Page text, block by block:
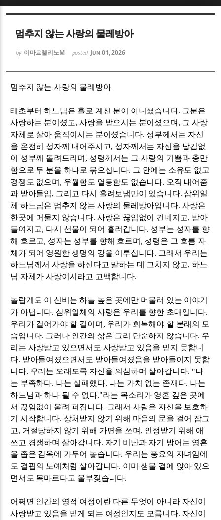
멈추지 않는 사랑의 물레방아
by 이마르첼리노M posted Jun 01, 2026
멈추지 않는 사랑의 물레방아
태초부터 하느님은 홀로 계신 분이 아니셨습니다. 그분은
사랑하는 분이셨고,사랑을 받으시는 분이셨으며 , 그 사랑
자체로 살아 움직이시는 분이셨습니다. 성부께서는 자신
을 온전히 성자께 내어주시고, 성자께서는 자신을 남김없
이 성부께 돌려드리며 , 성령께서는 그 사랑의 기쁨과 충만
함으로 두 분을 하나로 묶으십니다. 그 안에는 소유도 없고
경쟁도 없으며 , 우월함도 열등함도 없습니다. 오직 내어줌
과 받아들임, 그리고 다시 흘려보냄만이 있습니다.삼위일
체 하느님은 멈추지 않는 사랑의 물레방아입니다.사랑은
한곳에 머물지 않습니다.사랑은 끊임없이 건네지고, 받아
들여지고, 다시 선물이 되어 흘러갑니다. 성부는 성자를 향
해 흐르고, 성자는 성부를 향해 흐르며 , 성령은 그 흐름 자
체가 되어 영원한 생명의 강을 이루십니다. 그래서 우리는
하느님께서 사랑을 하신다고 말하는 데 그치지 않고,하느
님 자체가 사랑이시라고 고백합니다.
놀랍게도 이 신비는 하늘 높은 곳에만 머물러 있는 이야기
가 아닙니다.삼위일체의 사랑은 우리를 향한 초대입니다.
우리가 걸어가야 할 길이며 , 우리가 회복해야 할 본래의 모
습입니다. 그러나 인간의 삶은 그리 단순하지 않습니다. 우
리는 사랑받고 있으면서도 사랑받고 있음을 믿지 못합니
다. 받아들여졌으면서도 받아들여졌음을 받아들이지 못합
니다. 우리는 오래도록 자신을 의심하며 살아갑니다. "나
는 부족하다. 나는 실패했다. 나는 가치 없는 존재다. 나는
하느님과 하나 될 수 없다."라는 목소리가 영혼 깊은 곳에
서 끊임없이 울려 퍼집니다. 그래서 사람은 자신을 보호하
기 시작합니다.상처받지 않기 위해 마음의 문을 걸어 잠그
고, 거절당하지 않기 위해 가면을 쓰며 , 인정받기 위해 애
쓰고 경쟁하며 살아갑니다. 자기 비난과 자기 방어는 영혼
을 좁은 감옥에 가두어 놓습니다. 우리는 풍요의 자녀임에
도 결핍의 노예처럼 살아갑니다. 이미 샘물 곁에 앉아 있으
면서도 목마르다고 울부짖습니다.
어쩌면 인간의 영적 여정이란 다른 무엇이 아니라 자신이
사랑받고 있음을 믿게 되는 여정인지도 모릅니다. 자신이
Sketchbook5, 스케치북5
Sketchbook5, 스케치북5
Sketchbook5, 스케치북5
Sketchbook5, 스케치북5